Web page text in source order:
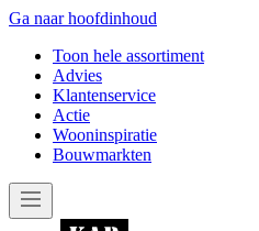
Ga naar hoofdinhoud
Toon hele assortiment
Advies
Klantenservice
Actie
Wooninspiratie
Bouwmarkten